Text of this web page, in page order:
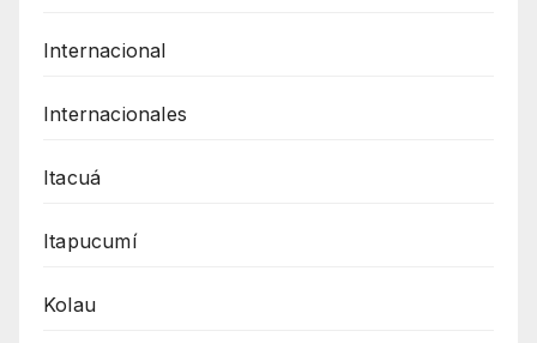
Internacional
Internacionales
Itacuá
Itapucumí
Kolau